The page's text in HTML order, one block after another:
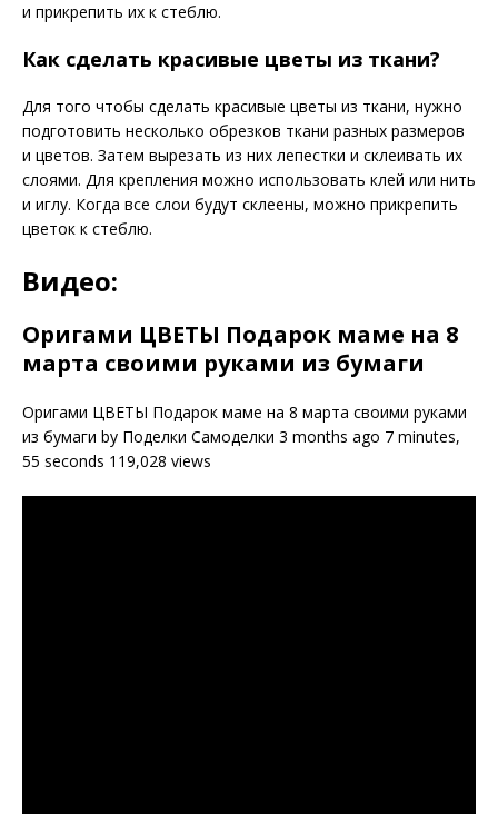
и прикрепить их к стеблю.
Как сделать красивые цветы из ткани?
Для того чтобы сделать красивые цветы из ткани, нужно
подготовить несколько обрезков ткани разных размеров
и цветов. Затем вырезать из них лепестки и склеивать их
слоями. Для крепления можно использовать клей или нить
и иглу. Когда все слои будут склеены, можно прикрепить
цветок к стеблю.
Видео:
Оригами ЦВЕТЫ Подарок маме на 8
марта своими руками из бумаги
Оригами ЦВЕТЫ Подарок маме на 8 марта своими руками
из бумаги by Поделки Самоделки 3 months ago 7 minutes,
55 seconds 119,028 views